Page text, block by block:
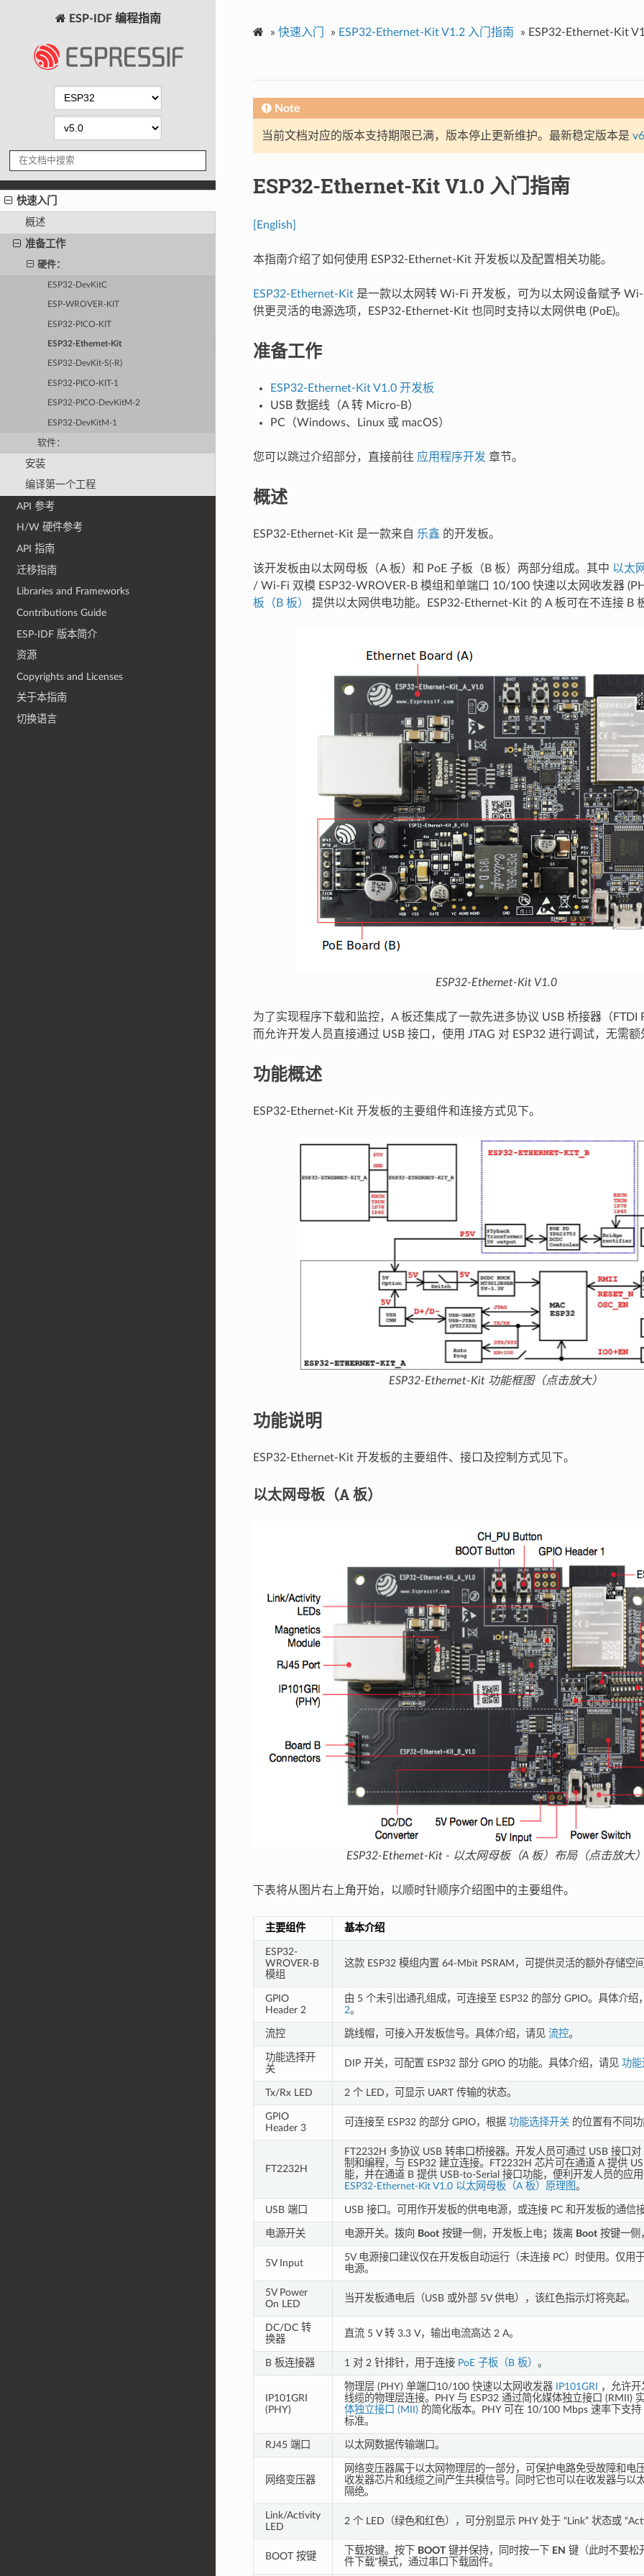
ESP-IDF 编程指南
快速入门
概述
准备工作
硬件：
ESP32-DevKitC
ESP-WROVER-KIT
ESP32-PICO-KIT
ESP32-Ethernet-Kit
ESP32-DevKit-S(-R)
ESP32-PICO-KIT-1
ESP32-PICO-DevKitM-2
ESP32-DevKitM-1
软件：
安装
编译第一个工程
API 参考
H/W 硬件参考
API 指南
迁移指南
Libraries and Frameworks
Contributions Guide
ESP-IDF 版本简介
资源
Copyrights and Licenses
关于本指南
切换语言
» 快速入门 » ESP32-Ethernet-Kit V1.2 入门指南 » ESP32-Ethernet-Kit
Note
当前文档对应的版本支持期限已满，版本停止更新维护。最新稳定版本是
ESP32-Ethernet-Kit V1.0 入门指南
[English]
本指南介绍了如何使用 ESP32-Ethernet-Kit 开发板以及配置相关功能。
ESP32-Ethernet-Kit是一款以太网转 Wi-Fi 开发板，可为以太网设备赋予
供更灵活的电源选项，ESP32-Ethernet-Kit 也同时支持以太网供电 (PoE)。
准备工作
ESP32-Ethernet-Kit V1.0 开发板
USB 数据线（A 转 Micro-B）
PC（Windows、Linux 或 macOS）
您可以跳过介绍部分，直接前往 应用程序开发 章节。
概述
ESP32-Ethernet-Kit 是一款来自 乐鑫 的开发板。
该开发板由以太网母板（A 板）和 PoE 子板（B 板）两部分组成。其中 以太
/ Wi-Fi 双模 ESP32-WROVER-B 模组和单端口 10/100 快速以太网收发器
板（B 板）
提供以太网供电功能。ESP32-Ethernet-Kit 的 A 板可在不连接 B
ESP32-Ethernet-Kit V1.0
为了实现程序下载和监控，A 板还集成了一款先进多协议 USB 桥接器（FTDI
而允许开发人员直接通过 USB 接口，使用 JTAG 对 ESP32 进行调试，无需
功能概述
ESP32-Ethernet-Kit 开发板的主要组件和连接方式见下。
ESP32-Ethernet-Kit 功能框图（点击放大）
功能说明
ESP32-Ethernet-Kit 开发板的主要组件、接口及控制方式见下。
以太网母板（A 板）
ESP32-Ethernet-Kit - 以太网母板（A 板）布局（点击放大
下表将从图片右上角开始，以顺时针顺序介绍图中的主要组件。
主要组件 基本介绍
ESP32-
WROVER-B
模组
这款 ESP32 模组内置 64-Mbit PSRAM，可提供灵活的额外存储空
GPIO
Header 2
由 5 个未引出通孔组成，可连接至 ESP32 的部分 GPIO。具体介绍
2。
流控 跳线帽，可接入开发板信号。具体介绍，请见 流控。
功能选择开
关
DIP 开关，可配置 ESP32 部分 GPIO 的功能。具体介绍，请见 功能
Tx/Rx LED 2 个 LED，可显示 UART 传输的状态。
GPIO
Header 3
可连接至 ESP32 的部分 GPIO，根据 功能选择开关的位置有不同功
FT2232H
FT2232H 多协议 USB 转串口桥接器。开发人员可通过 USB 接口
制和编程，与 ESP32 建立连接。FT2232H 芯片可在通道 A 提供
能，并在通道 B 提供 USB-to-Serial 接口功能，便利开发人员的应
ESP32-Ethernet-Kit V1.0 以太网母板（A 板）原理图。
USB 端口 USB 接口。可用作开发板的供电电源，或连接 PC 和开发板的通信
电源开关 电源开关。拨向 Boot按键一侧，开发板上电；拨离 Boot按键一侧
5V Input
5V 电源接口建议仅在开发板自动运行（未连接 PC）时使用。仅用
电源。
5V Power
On LED
当开发板通电后（USB 或外部 5V 供电），该红色指示灯将亮起。
DC/DC 转
换器
直流 5 V 转 3.3 V，输出电流高达 2 A。
B 板连接器 1 对 2 针排针，用于连接 PoE 子板（B 板） 。
IP101GRI
(PHY)
物理层 (PHY) 单端口10/100 快速以太网收发器 IP101GRI ，允许
线缆的物理层连接。PHY 与 ESP32 通过简化媒体独立接口 (RMII)
体独立接口 (MII) 的简化版本。PHY 可在 10/100 Mbps 速率下支持
标准。
RJ45 端口 以太网数据传输端口。
网络变压器
网络变压器属于以太网物理层的一部分，可保护电路免受故障和电
收发器芯片和线缆之间产生共模信号。同时它也可以在收发器与以
隔绝。
Link/Activity
LED
2 个 LED（绿色和红色），可分别显示 PHY 处于 “Link” 状态或
BOOT 按键
下载按键。按下 BOOT键并保持，同时按一下 EN 键（此时不要松
件下载”模式，通过串口下载固件。